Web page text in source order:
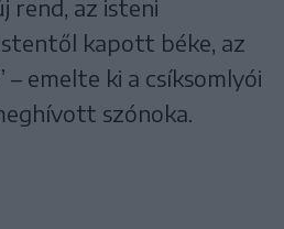
rend, az isteni
kapott béke, az
– emelte ki a csíksomlyói
szónoka.